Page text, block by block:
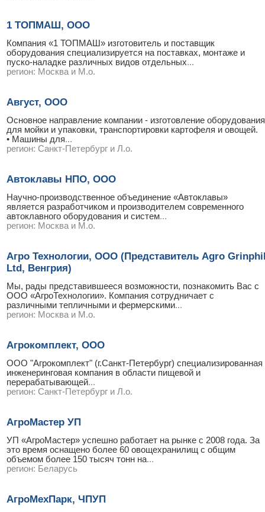
1 ТОПМАШ, ООО
Компания «1 ТОПМАШ» изготовитель и поставщик
оборудования специализируется на поставках, монтаже и
пуско-наладке различных видов отдельных...
регион: Москва и М.о.
Август, ООО
Основное направление компании - изготовление оборудования
для мойки и упаковки, транспортировки картофеля и овощей.
• Машины для...
регион: Санкт-Петербург и Л.о.
Автоклавы НПО, ООО
Научно-производственное объединение «Автоклавы»
является разработчиком и производителем современного
автоклавного оборудования и систем...
регион: Москва и М.о.
Агро Технологии, ООО (Представитель Agro
Ltd, Венгрия)
Мы, рады представившееся возможности, познакомить Вас с
ООО «АгроТехнологии». Компания сотрудничает с
различными тепличными и фермерскими...
регион: Москва и М.о.
Агрокомплект, ООО
ООО "Агрокомплект" (г.Санкт-Петербург) специализированная
инженеринговая компания в области пищевой и
перерабатывающей...
регион: Санкт-Петербург и Л.о.
АгроМастер УП
УП «АгроМастер» успешно работает на рынке с 2008 года. За
это время оснащено более 60 овощехранилищ с общим
объемом более 150 тысяч тонн на...
регион: Беларусь
АгроМехПарк, ЧПУП